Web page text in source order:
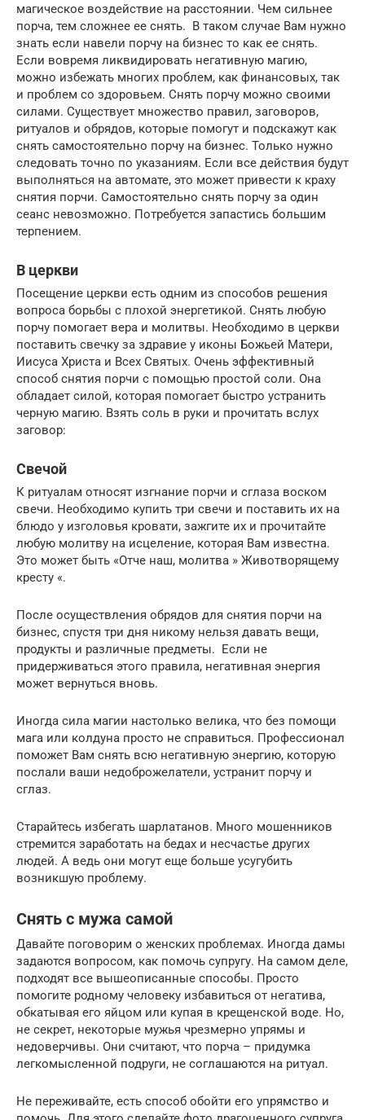
магическое воздействие на расстоянии. Чем сильнее
порча, тем сложнее ее снять. В таком случае Вам нужно
знать если навели порчу на бизнес то как ее снять.
Если вовремя ликвидировать негативную магию,
можно избежать многих проблем, как финансовых, так
и проблем со здоровьем. Снять порчу можно своими
силами. Существует множество правил, заговоров,
ритуалов и обрядов, которые помогут и подскажут как
снять самостоятельно порчу на бизнес. Только нужно
следовать точно по указаниям. Если все действия будут
выполняться на автомате, это может привести к краху
снятия порчи. Самостоятельно снять порчу за один
сеанс невозможно. Потребуется запастись большим
терпением.
В церкви
Посещение церкви есть одним из способов решения
вопроса борьбы с плохой энергетикой. Снять любую
порчу помогает вера и молитвы. Необходимо в церкви
поставить свечку за здравие у иконы Божьей Матери,
Иисуса Христа и Всех Святых. Очень эффективный
способ снятия порчи с помощью простой соли. Она
обладает силой, которая помогает быстро устранить
черную магию. Взять соль в руки и прочитать вслух
заговор:
Свечой
К ритуалам относят изгнание порчи и сглаза воском
свечи. Необходимо купить три свечи и поставить их на
блюдо у изголовья кровати, зажгите их и прочитайте
любую молитву на исцеление, которая Вам известна.
Это может быть «Отче наш, молитва » Животворящему
кресту «.
После осуществления обрядов для снятия порчи на
бизнес, спустя три дня никому нельзя давать вещи,
продукты и различные предметы. Если не
придерживаться этого правила, негативная энергия
может вернуться вновь.
Иногда сила магии настолько велика, что без помощи
мага или колдуна просто не справиться. Профессионал
поможет Вам снять всю негативную энергию, которую
послали ваши недоброжелатели, устранит порчу и
сглаз.
Старайтесь избегать шарлатанов. Много мошенников
стремится заработать на бедах и несчастье других
людей. А ведь они могут еще больше усугубить
возникшую проблему.
Снять с мужа самой
Давайте поговорим о женских проблемах. Иногда дамы
задаются вопросом, как помочь супругу. На самом деле,
подходят все вышеописанные способы. Просто
помогите родному человеку избавиться от негатива,
обкатывая его яйцом или купая в крещенской воде. Но,
не секрет, некоторые мужья чрезмерно упрямы и
недоверчивы. Они считают, что порча – придумка
легкомысленной подруги, не соглашаются на ритуал.
Не переживайте, есть способ обойти его упрямство и